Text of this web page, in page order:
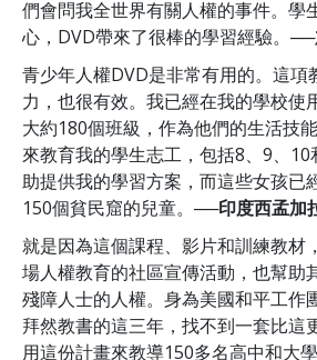
們會問我全世界有關人權的事件。學
心，DVD帶來了很棒的學習經驗。 ──
青少年人權DVD是非常有用的。這項
力，也很有效。我已經在我的學校使
大約180個班級，作為他們的生活技
來教育我的學生志工，包括8、9、
助提供我的學習方案，而這些女孩已
150個貧民窟的兒童。 ──印度西孟加
就是因為這個課程、影片和訓練教材
場人權教育的社區宣傳活動，也幫助
殘障人士的人權。身為美國和平工作
拜然教書的這三年，找不到一套比這
用這份計畫來教導150多名高中和大